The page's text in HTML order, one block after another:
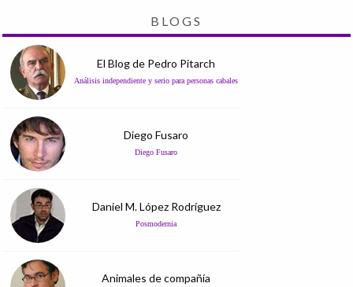
BLOGS
El Blog de Pedro Pitarch
Análisis independiente y serio para personas cabales
Diego Fusaro
Diego Fusaro
Daniel M. López Rodríguez
Posmodernia
Animales de compañía